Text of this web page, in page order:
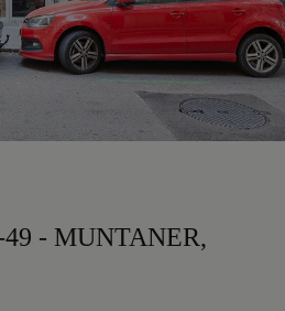
- MUNTANER,